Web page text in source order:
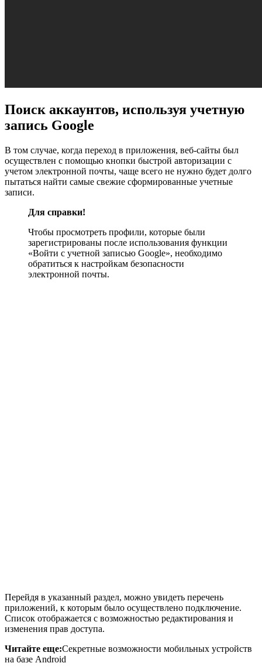
Поиск аккаунтов, используя учетную
запись Google
В том случае, когда переход в приложения, веб-сайты был
осуществлен с помощью кнопки быстрой авторизации с
учетом электронной почты, чаще всего не нужно будет долго
пытаться найти самые свежие сформированные учетные
записи.
Для справки!
Чтобы просмотреть профили, которые были
зарегистрированы после использования функции
«Войти с учетной записью Google», необходимо
обратиться к настройкам безопасности
электронной почты.
Перейдя в указанный раздел, можно увидеть перечень
приложений, к которым было осуществлено подключение.
Список отображается с возможностью редактирования и
изменения прав доступа.
Читайте еще:Секретные возможности мобильных устройств
на базе Android